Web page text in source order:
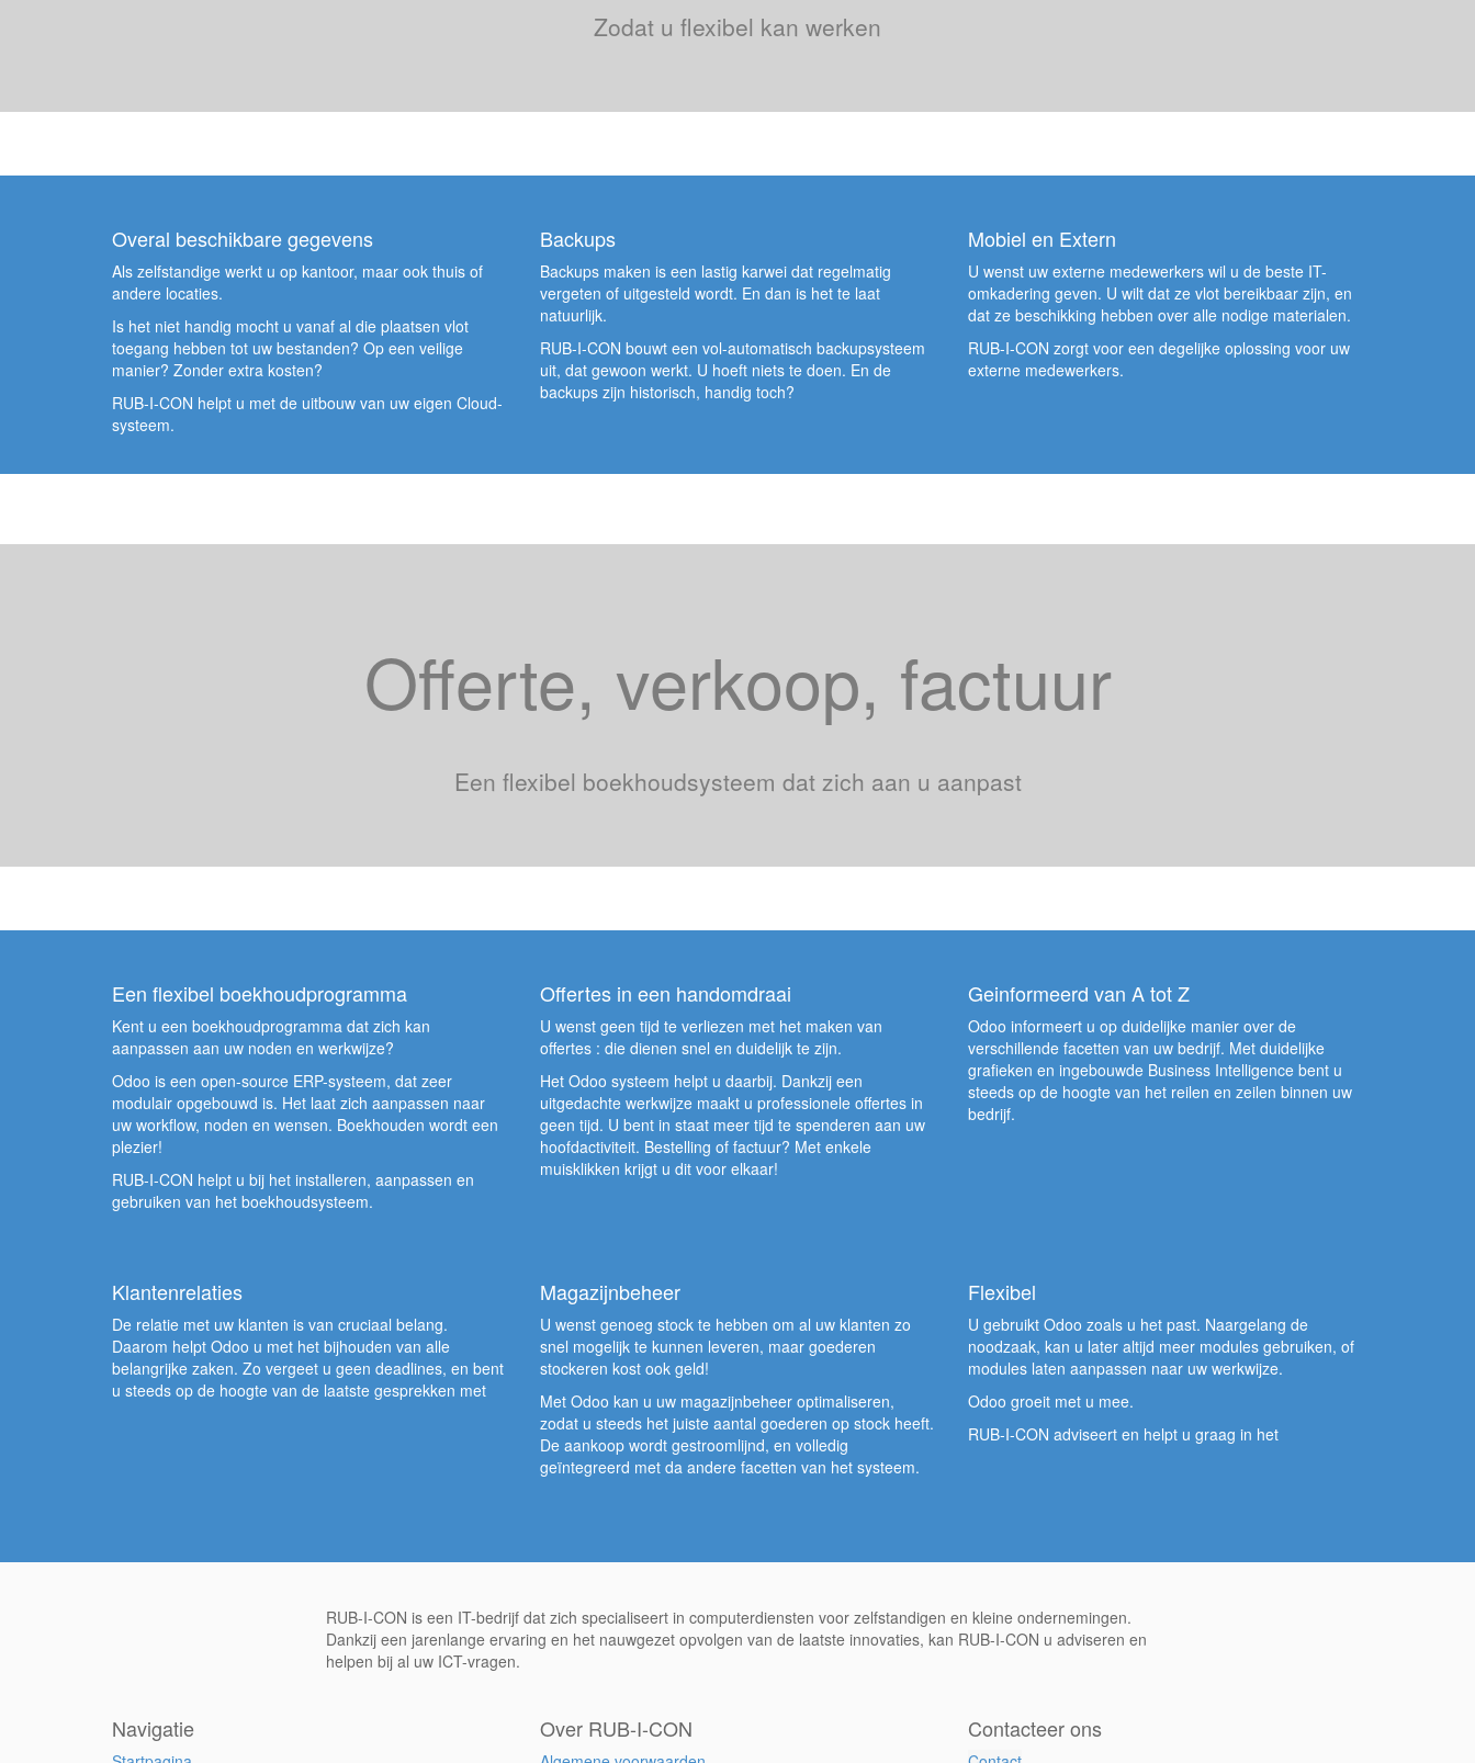
Zodat u flexibel kan werken
Overal beschikbare gegevens
Als zelfstandige werkt u op kantoor, maar ook thuis of
andere locaties.
Is het niet handig mocht u vanaf al die plaatsen vlot
toegang hebben tot uw bestanden? Op een veilige
manier? Zonder extra kosten?
RUB-I-CON helpt u met de uitbouw van uw eigen Cloud-
systeem.
Backups
Backups maken is een lastig karwei dat regelmatig
vergeten of uitgesteld wordt. En dan is het te laat
natuurlijk.
RUB-I-CON bouwt een vol-automatisch backupsysteem
uit, dat gewoon werkt. U hoeft niets te doen. En de
backups zijn historisch, handig toch?
Mobiel en Extern
U wenst uw externe medewerkers wil u de beste IT-
omkadering geven. U wilt dat ze vlot bereikbaar zijn, en
dat ze beschikking hebben over alle nodige materialen.
RUB-I-CON zorgt voor een degelijke oplossing voor uw
externe medewerkers.
Offerte, verkoop, factuur
Een flexibel boekhoudsysteem dat zich aan u aanpast
Een flexibel boekhoudprogramma
Kent u een boekhoudprogramma dat zich kan
aanpassen aan uw noden en werkwijze?
Odoo is een open-source ERP-systeem, dat zeer
modulair opgebouwd is. Het laat zich aanpassen naar
uw workflow, noden en wensen. Boekhouden wordt een
plezier!
RUB-I-CON helpt u bij het installeren, aanpassen en
gebruiken van het boekhoudsysteem.
Offertes in een handomdraai
U wenst geen tijd te verliezen met het maken van
offertes : die dienen snel en duidelijk te zijn.
Het Odoo systeem helpt u daarbij. Dankzij een
uitgedachte werkwijze maakt u professionele offertes in
geen tijd. U bent in staat meer tijd te spenderen aan uw
hoofdactiviteit. Bestelling of factuur? Met enkele
muisklikken krijgt u dit voor elkaar!
Geinformeerd van A tot Z
Odoo informeert u op duidelijke manier over de
verschillende facetten van uw bedrijf. Met duidelijke
grafieken en ingebouwde Business Intelligence bent u
steeds op de hoogte van het reilen en zeilen binnen uw
bedrijf.
Klantenrelaties
De relatie met uw klanten is van cruciaal belang.
Daarom helpt Odoo u met het bijhouden van alle
belangrijke zaken. Zo vergeet u geen deadlines, en bent
u steeds op de hoogte van de laatste gesprekken met
Magazijnbeheer
U wenst genoeg stock te hebben om al uw klanten zo
snel mogelijk te kunnen leveren, maar goederen
stockeren kost ook geld!
Met Odoo kan u uw magazijnbeheer optimaliseren,
zodat u steeds het juiste aantal goederen op stock heeft.
De aankoop wordt gestroomlijnd, en volledig
geïntegreerd met da andere facetten van het systeem.
Flexibel
U gebruikt Odoo zoals u het past. Naargelang de
noodzaak, kan u later altijd meer modules gebruiken, of
modules laten aanpassen naar uw werkwijze.
Odoo groeit met u mee.
RUB-I-CON adviseert en helpt u graag in het
RUB-I-CON is een IT-bedrijf dat zich specialiseert in computerdiensten voor zelfstandigen en kleine ondernemingen.
Dankzij een jarenlange ervaring en het nauwgezet opvolgen van de laatste innovaties, kan RUB-I-CON u adviseren en
helpen bij al uw ICT-vragen.
Navigatie Over RUB-I-CON Contacteer ons